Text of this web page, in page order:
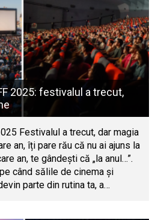
2025: festivalul a trecut,
Festivalul a trecut, dar magia
an, îți pare rău că nu ai ajuns la
an, te gândești că „la anul…”.
când sălile de cinema și
parte din rutina ta, a…